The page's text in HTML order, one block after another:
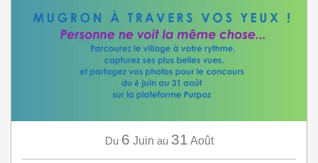
Du 6 Juin au 31 Août